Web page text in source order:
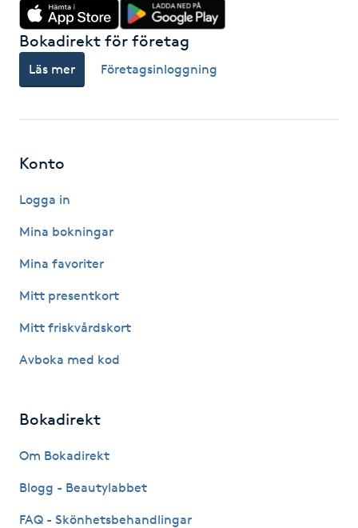
Gelenaglar
Gellack
Gellack med förstärkning
Gravidmassage
Gravidyoga
Gua Sha-massage
H
Hatha Yoga
Healing
Herrklippning
Bokadirekt för företag
Läs mer Företagsinloggning
Konto
Logga in
Mina bokningar
Mina favoriter
Mitt presentkort
Mitt friskvårdskort
Avboka med kod
Bokadirekt
Om Bokadirekt
Blogg - Beautylabbet
FAQ - Skönhetsbehandlingar